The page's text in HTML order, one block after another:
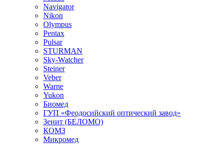
Navigator
Nikon
Olympus
Pentax
Pulsar
STURMAN
Sky-Watcher
Steiner
Veber
Warne
Yukon
Биомед
ГУП «Феодосийский оптический завод»
Зенит (БЕЛОМО)
КОМЗ
Микромед